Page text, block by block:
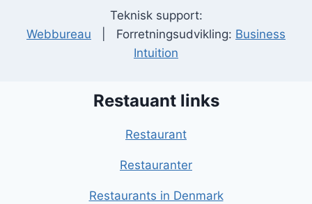
Teknisk support:
Webbureau | Forretningsudvikling: Business
Intuition
Restauant links
Restaurant
Restauranter
Restaurants in Denmark